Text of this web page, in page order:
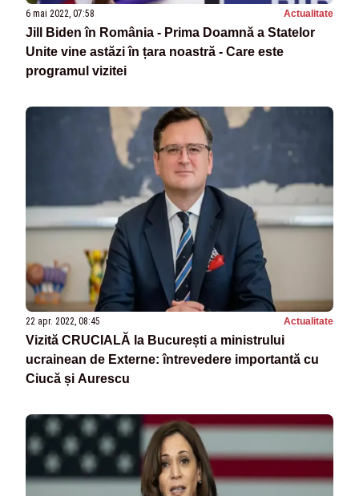
6 mai 2022, 07:58 Actualitate
Jill Biden în România - Prima Doamnă a Statelor
Unite vine astăzi în țara noastră - Care este
programul vizitei
22 apr. 2022, 08:45 Actualitate
Vizită CRUCIALĂ la București a ministrului
ucrainean de Externe: întrevedere importantă cu
Ciucă și Aurescu